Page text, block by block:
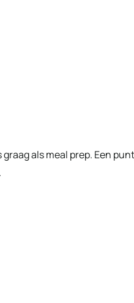
als meal prep. Een